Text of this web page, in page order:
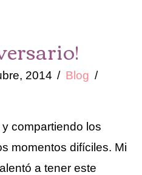
2014
Blog
compartiendo los
momentos difíciles. Mi
a tener este